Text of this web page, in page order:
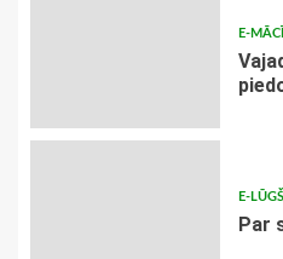
E-
E-
Par